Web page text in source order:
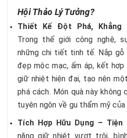
Hội Thảo Lý Tưởng?
Thiết Kế Đột Phá, Khẳng
Trong thế giới công nghệ,
những chi tiết tinh tế. Nắp gỗ
đẹp mộc mạc, ấm áp, kết hợp
giữ nhiệt hiện đại, tạo nên
phá cách. Món quà này không
tuyên ngôn về gu thẩm mỹ của
Tích Hợp Hữu Dụng –
năng giữ nhiệt vượt trội,